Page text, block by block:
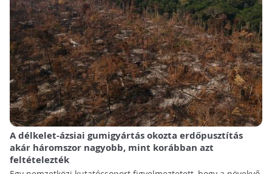
A délkelet-ázsiai gumigyártás okozta erdőpusztítás
akár háromszor nagyobb, mint korábban azt
feltételezték